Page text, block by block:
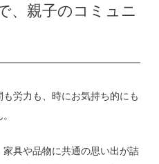
、親子のコミュニ
労力も、時にお気持ち的にも
具や品物に共通の思い出が詰